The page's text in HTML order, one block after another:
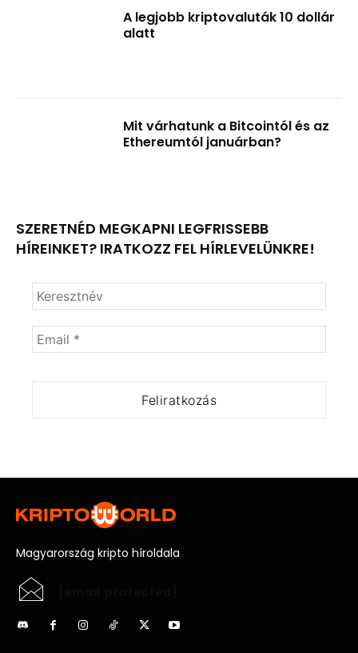
A legjobb kriptovaluták 10 dollár
alatt
Mit várhatunk a Bitcointól és az
Ethereumtól januárban?
SZERETNÉD MEGKAPNI LEGFRISSEBB
HÍREINKET? IRATKOZZ FEL HÍRLEVELÜNKRE!
Magyarország kripto híroldala